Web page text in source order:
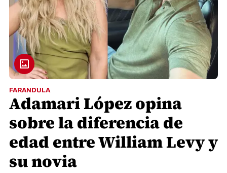
FARANDULA
Adamari López opina
sobre la diferencia de
edad entre William Levy y
su novia